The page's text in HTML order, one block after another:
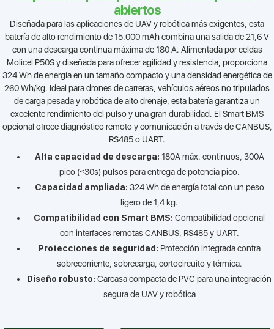
abiertos
Diseñada para las aplicaciones de UAV y robótica más exigentes, esta
batería de alto rendimiento de 15.000 mAh combina una salida de 21,6 V
con una descarga continua máxima de 180 A. Alimentada por celdas
Molicel P50S y diseñada para ofrecer agilidad y resistencia, proporciona
324 Wh de energía en un tamaño compacto y una densidad energética de
260 Wh/kg. Ideal para drones de carreras, vehículos aéreos no tripulados
de carga pesada y robótica de alto drenaje, esta batería garantiza un
excelente rendimiento del pulso y una gran durabilidad. El Smart BMS
opcional ofrece diagnóstico remoto y comunicación a través de CANBUS,
RS485 o UART.
Alta capacidad de descarga: 180A máx. continuos, 300A
pico (≤30s) pulsos para entrega de potencia pico.
Capacidad ampliada: 324 Wh de energía total con un peso
ligero de 1,4 kg.
Compatibilidad con Smart BMS: Compatibilidad opcional
con interfaces remotas CANBUS, RS485 y UART.
Protecciones de seguridad: Protección integrada contra
sobrecorriente, sobrecarga, cortocircuito y térmica.
Diseño robusto: Carcasa compacta de PVC para una integración
segura de UAV y robótica